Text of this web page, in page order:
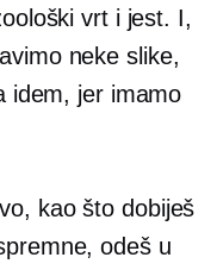
vrt i jest. I,
neke slike,
idem, jer imamo
kao što dobiješ
odeš u